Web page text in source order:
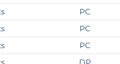
PC
PC
PC